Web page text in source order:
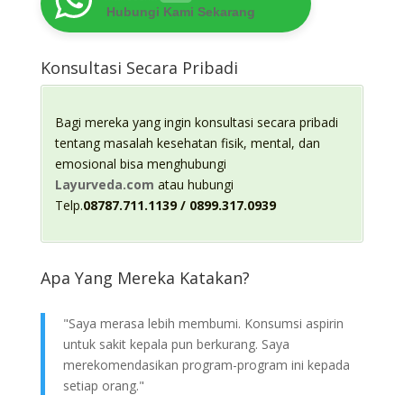
Hubungi Kami Sekarang
Konsultasi Secara Pribadi
Bagi mereka yang ingin konsultasi secara pribadi
tentang masalah kesehatan fisik, mental, dan
emosional bisa menghubungi
Layurveda.com atau hubungi
Telp.08787.711.1139 / 0899.317.0939
Apa Yang Mereka Katakan?
"Saya merasa lebih membumi. Konsumsi aspirin
untuk sakit kepala pun berkurang. Saya
merekomendasikan program-program ini kepada
setiap orang."